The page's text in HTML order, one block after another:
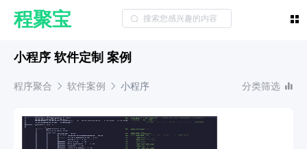
程聚宝
小程序 软件定制 案例
程序聚合 软件案例 小程序 分类筛选